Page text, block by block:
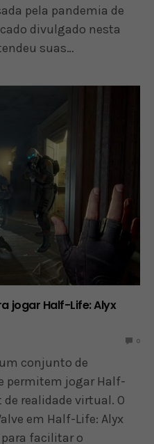
pela pandemia de
divulgado nesta
suas…
jogar Half-Life: Alyx
0
conjunto de
permitem jogar Half-
realidade virtual. O
em Half-Life: Alyx
facilitar o